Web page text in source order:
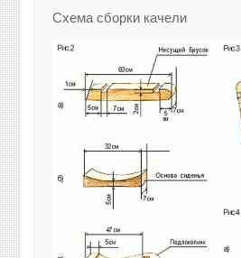
Схема сборки качели